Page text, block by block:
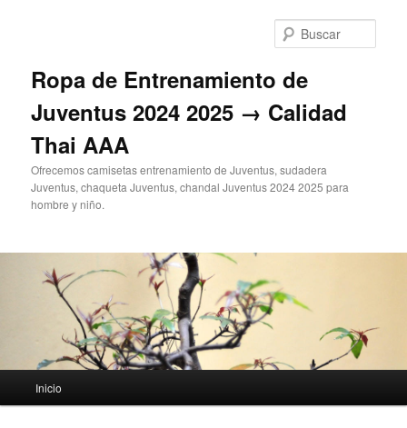
Ropa de Entrenamiento de
Juventus 2024 2025 → Calidad
Thai AAA
Ofrecemos camisetas entrenamiento de Juventus, sudadera
Juventus, chaqueta Juventus, chandal Juventus 2024 2025 para
hombre y niño.
principal
Inicio